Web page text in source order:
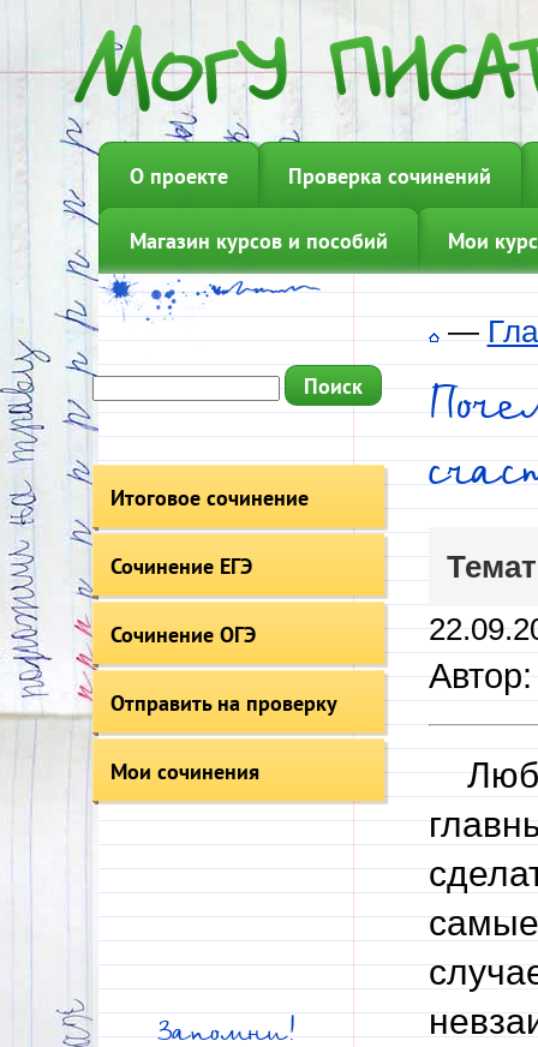
О проекте Проверка сочинений
Магазин курсов и пособий Мои
Итоговое сочинение
Сочинение ЕГЭ
Сочинение ОГЭ
Отправить на проверку
Мои сочинения
Запомни!
—
самые